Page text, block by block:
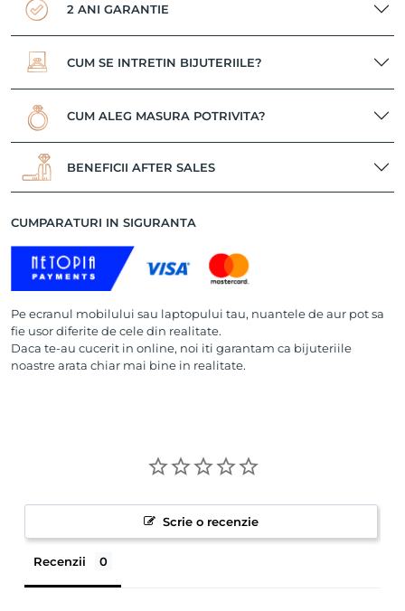
2 ANI GARANTIE
CUM SE INTRETIN BIJUTERIILE?
CUM ALEG MASURA POTRIVITA?
BENEFICII AFTER SALES
CUMPARATURI IN SIGURANTA
Pe ecranul mobilului sau laptopului tau, nuantele de aur pot sa
fie usor diferite de cele din realitate.
Daca te-au cucerit in online, noi iti garantam ca bijuteriile
noastre arata chiar mai bine in realitate.
Scrie o recenzie
Recenzii